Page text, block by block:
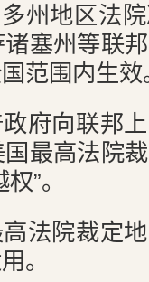
州地区法
塞州等联
范围内生效
府向联邦
最高法院
”。
法院裁定
。